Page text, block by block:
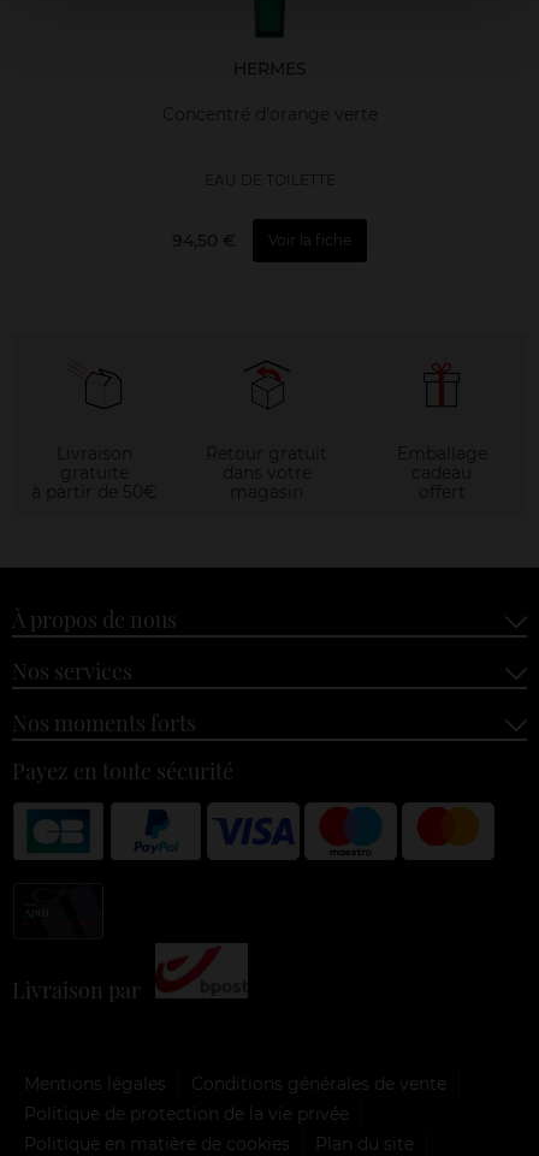
HERMES
Concentré d'orange verte
EAU DE TOILETTE
94,50 € Voir la fiche
À propos de nous
Nos services
Nos moments forts
Payez en toute sécurité
Livraison par
Mentions légales
Conditions générales de vente
Politique de protection de la vie privée
Politique en matière de cookies
Plan du site